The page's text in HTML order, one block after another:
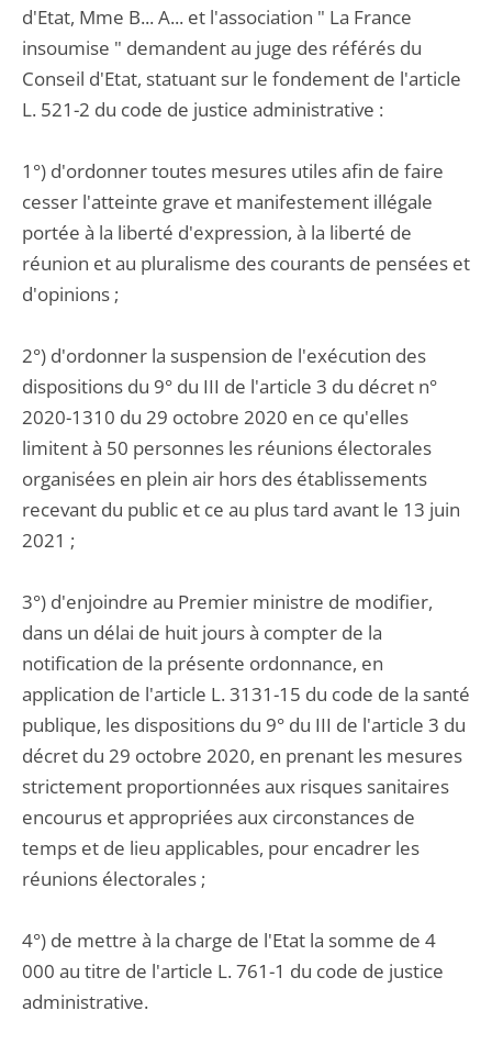
d'Etat, Mme B... A... et l'association " La France
insoumise " demandent au juge des référés du
Conseil d'Etat, statuant sur le fondement de l'article
L. 521-2 du code de justice administrative :
1°) d'ordonner toutes mesures utiles afin de faire
cesser l'atteinte grave et manifestement illégale
portée à la liberté d'expression, à la liberté de
réunion et au pluralisme des courants de pensées et
d'opinions ;
2°) d'ordonner la suspension de l'exécution des
dispositions du 9° du III de l'article 3 du décret n°
2020-1310 du 29 octobre 2020 en ce qu'elles
limitent à 50 personnes les réunions électorales
organisées en plein air hors des établissements
recevant du public et ce au plus tard avant le 13 juin
2021 ;
3°) d'enjoindre au Premier ministre de modifier,
dans un délai de huit jours à compter de la
notification de la présente ordonnance, en
application de l'article L. 3131-15 du code de la santé
publique, les dispositions du 9° du III de l'article 3 du
décret du 29 octobre 2020, en prenant les mesures
strictement proportionnées aux risques sanitaires
encourus et appropriées aux circonstances de
temps et de lieu applicables, pour encadrer les
réunions électorales ;
4°) de mettre à la charge de l'Etat la somme de 4
000 au titre de l'article L. 761-1 du code de justice
administrative.